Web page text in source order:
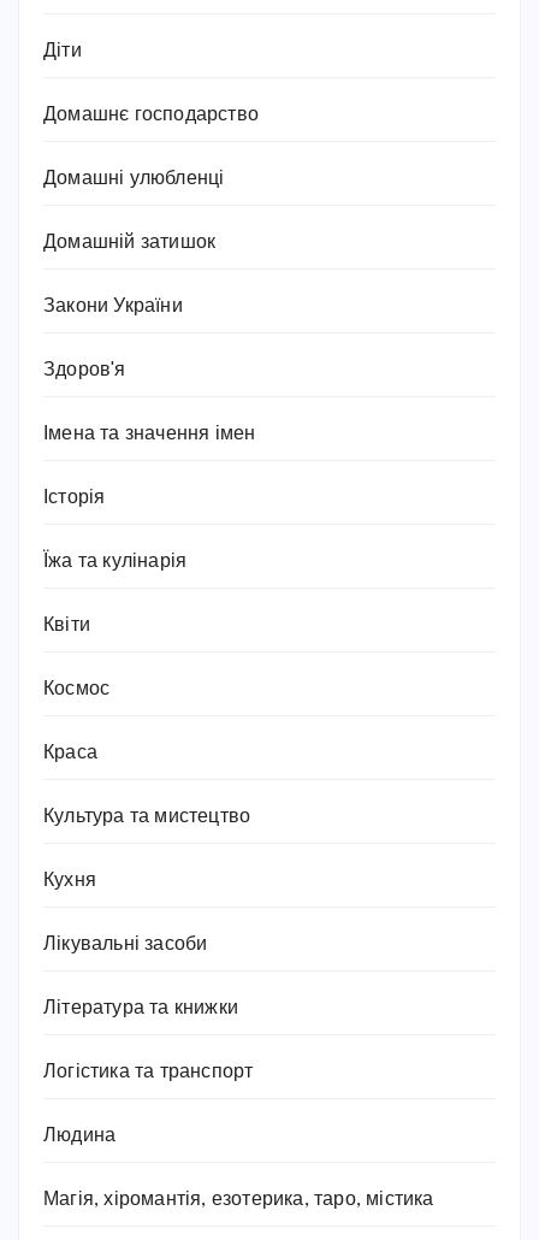
Діти
Домашнє господарство
Домашні улюбленці
Домашній затишок
Закони України
Здоров'я
Імена та значення імен
Історія
Їжа та кулінарія
Квіти
Космос
Краса
Культура та мистецтво
Кухня
Лікувальні засоби
Література та книжки
Логістика та транспорт
Людина
Магія, хіромантія, езотерика, таро, містика